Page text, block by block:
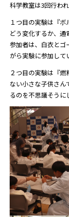
科学教室は3回行わ
１つ目の実験は『ボ
どう変化するか、通
参加者は、白衣とゴ
がら実験に参加して
２つ目の実験は『
ない小さな子供さん
るのを不思議そうに